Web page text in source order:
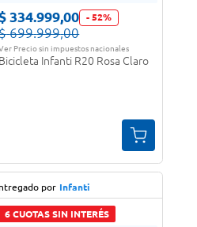
334.999,00 -52%
699.999,00
Precio sin impuestos nacionales
Bicicleta Infanti R20 Rosa Claro
por Infanti
6 CUOTAS SIN INTERÉS